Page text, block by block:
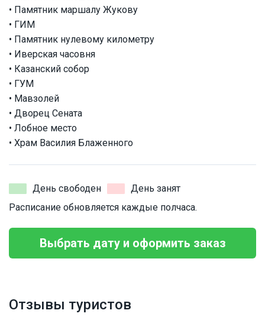
• Памятник маршалу Жукову
• ГИМ
• Памятник нулевому километру
• Иверская часовня
• Казанский собор
• ГУМ
• Мавзолей
• Дворец Сената
• Лобное место
• Храм Василия Блаженного
День свободен
День занят
Расписание обновляется каждые полчаса.
Выбрать дату и оформить заказ
Отзывы туристов